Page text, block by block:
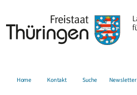
Home Kontakt Suche Newsletter